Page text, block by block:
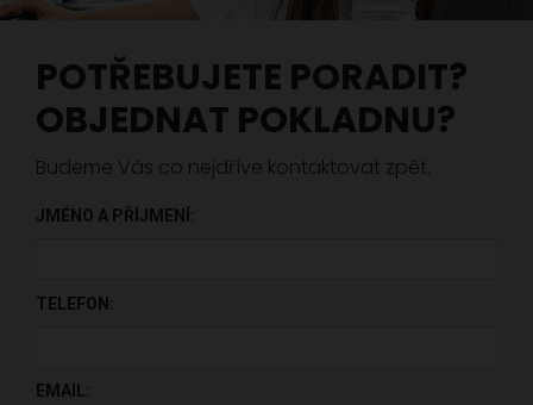
POTŘEBUJETE PORADIT?
OBJEDNAT POKLADNU?
Budeme Vás co nejdříve kontaktovat zpět.
JMÉNO A PŘÍJMENÍ:
TELEFON:
EMAIL: